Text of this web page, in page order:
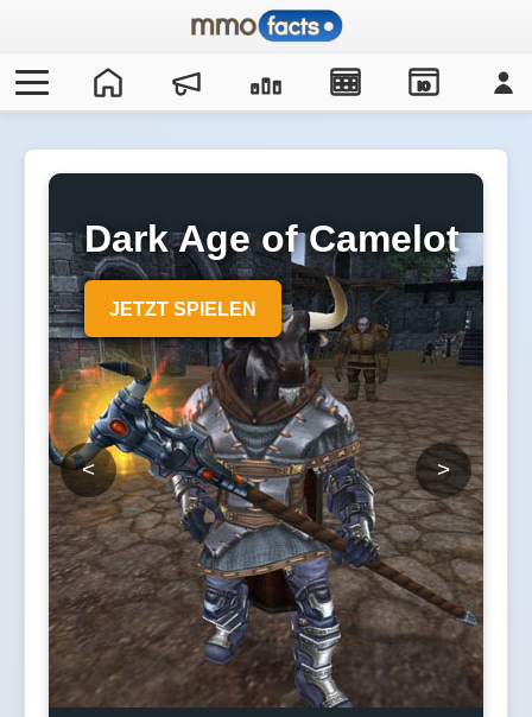
IO
Dark Age of Camelot
JETZT SPIELEN
< >